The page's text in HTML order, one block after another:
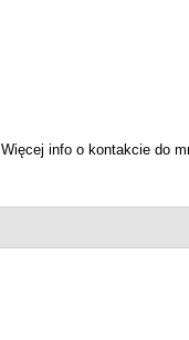
Więcej info o kontakcie do